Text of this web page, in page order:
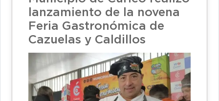
lanzamiento de la novena
Feria Gastronómica de
Cazuelas y Caldillos